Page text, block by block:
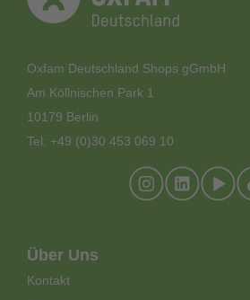
Oxfam Deutschland Shops gGmbH
Am Köllnischen Park 1
10179 Berlin
Tel: +49 (0)30 453 069 10
Footer-
Meta-
Über Uns
Kontakt